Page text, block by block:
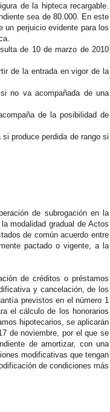
de la hipteca recargable.
sea de 80.000. En este
un perjuicio evidente para los
de 10 de marzo de 2010
de la entrada en vigor de la
no va acompañada de una
de la posibilidad de
produce perdida de rango si
de subrogación en la
modalidad gradual de Actos
de común acuerdo entre
pactado o vigente, a la
de créditos o préstamos
y cancelación, de los
previstos en el número 1
el cálculo de los honorarios
hipotecarios, se aplicarán
de noviembre, por el que se
de amortizar, con una
modificativas que tengan
de condiciones más